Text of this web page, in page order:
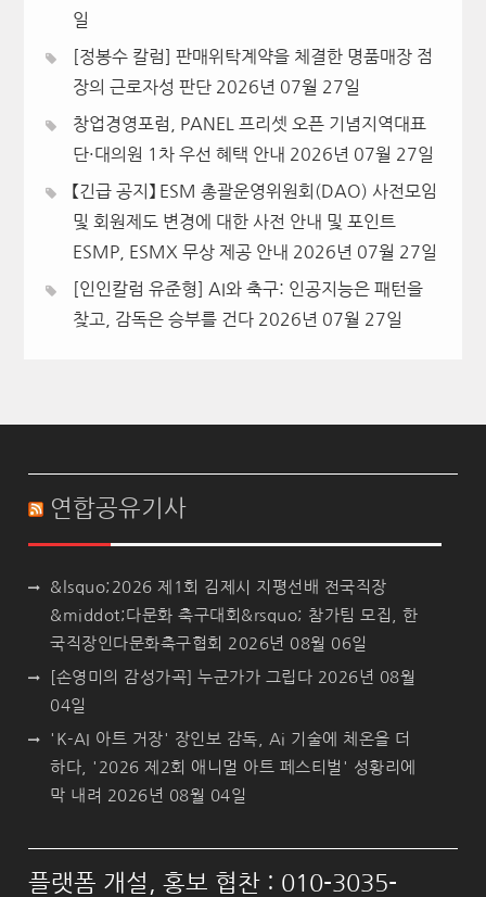
일
[정봉수 칼럼] 판매위탁계약을 체결한 명품매장 점
장의 근로자성 판단 2026년 07월 27일
창업경영포럼, PANEL 프리셋 오픈 기념지역대표
단·대의원 1차 우선 혜택 안내 2026년 07월 27일
【긴급 공지】 ESM 총괄운영위원회(DAO) 사전모임
및 회원제도 변경에 대한 사전 안내 및 포인트
ESMP, ESMX 무상 제공 안내 2026년 07월 27일
[인인칼럼 유준형] AI와 축구: 인공지능은 패턴을
찾고, 감독은 승부를 건다 2026년 07월 27일
연합공유기사
&lsquo;2026 제1회 김제시 지평선배 전국직장
&middot;다문화 축구대회&rsquo; 참가팀 모집, 한
국직장인다문화축구협회 2026년 08월 06일
[손영미의 감성가곡] 누군가가 그립다 2026년 08월
04일
'K-AI 아트 거장' 장인보 감독, Ai 기술에 체온을 더
하다, '2026 제2회 애니멀 아트 페스티벌' 성황리에
막 내려 2026년 08월 04일
플랫폼 개설, 홍보 협찬 : 010-3035-